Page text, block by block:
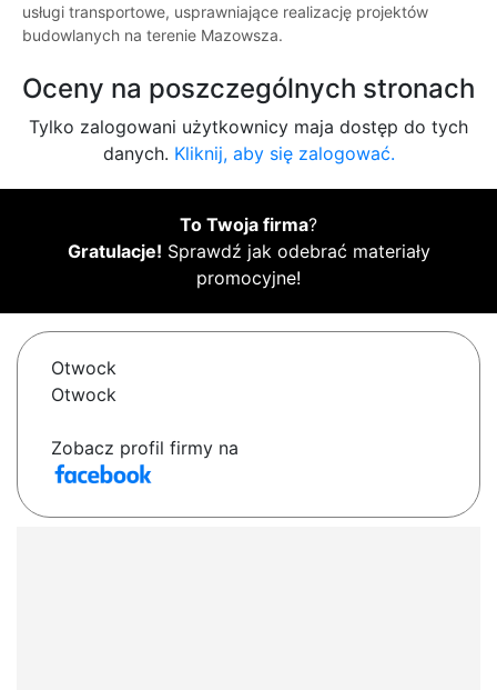
usługi transportowe, usprawniające realizację projektów
budowlanych na terenie Mazowsza.
Oceny na poszczególnych stronach
Tylko zalogowani użytkownicy maja dostęp do tych
danych. Kliknij, aby się zalogować.
To Twoja firma?
Gratulacje! Sprawdź jak odebrać materiały
promocyjne!
Otwock
Otwock
Zobacz profil firmy na